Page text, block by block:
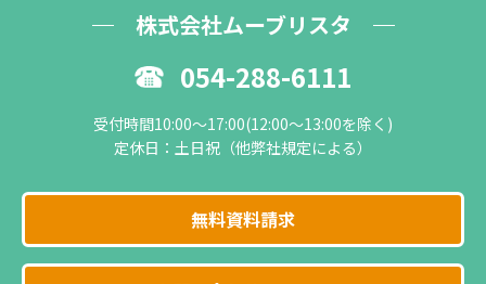
株式会社ムーブリスタ
054-288-6111
受付時間10:00～17:00(12:00～13:00を除く)
定休日：土日祝（他弊社規定による）
無料資料請求